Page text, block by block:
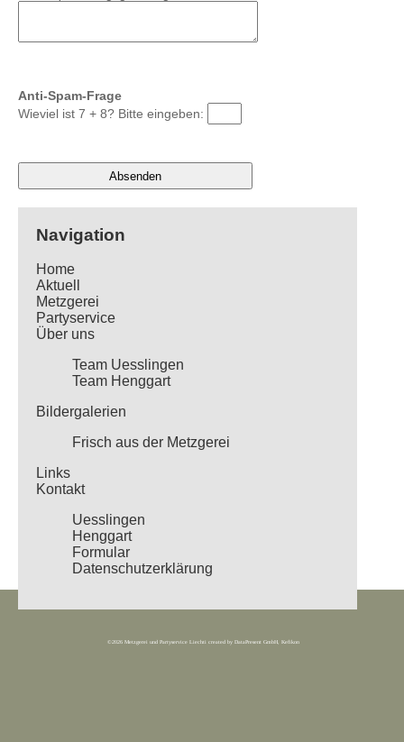
Anti-Spam-Frage
Wieviel ist 7 + 8? Bitte eingeben:
Navigation
Home
Aktuell
Metzgerei
Partyservice
Über uns
Team Uesslingen
Team Henggart
Bildergalerien
Frisch aus der Metzgerei
Links
Kontakt
Uesslingen
Henggart
Formular
Datenschutzerklärung
©2026 Metzgerei und Partyservice Liechti created by DataPresent GmbH, Kefikon